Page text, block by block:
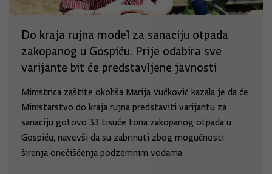
Do kraja rujna model za sanaciju otpada
zakopanog u Gospiću. Prije odabira sve
varijante bit će predstavljene javnosti
Ministrica zaštite okoliša Marija Vučković kazala je da će
Ministarstvo do kraja rujna predstaviti varijantu za
sanaciju gotovo 33 tisuće tona zakopanog otpada u
Gospiću, navevši da su zabrinuti zbog mogućnosti
širenja onečišćenja podzemnim vodama.